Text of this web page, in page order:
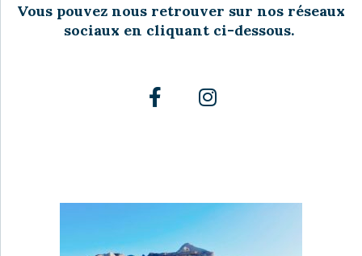
Vous pouvez nous retrouver sur nos réseaux
sociaux en cliquant ci-dessous.